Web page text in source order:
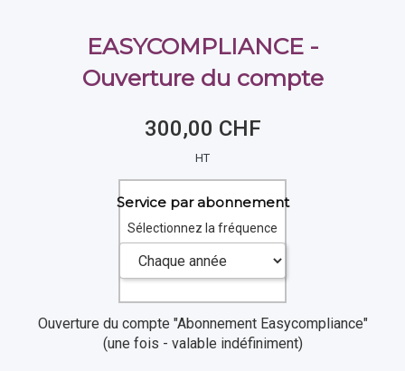
EASYCOMPLIANCE -
Ouverture du compte
300,00 CHF
HT
Service par abonnement
Sélectionnez la fréquence
Ouverture du compte "Abonnement Easycompliance"
(une fois - valable indéfiniment)